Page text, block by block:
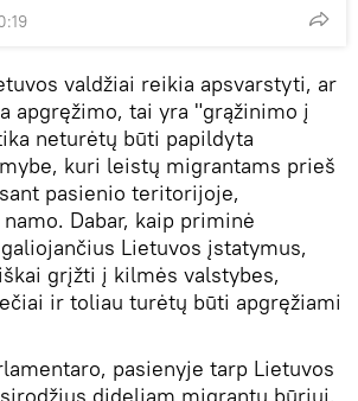
valdžiai reikia apsvarstyti, ar
apgręžimo, tai yra "grąžinimo į
neturėtų būti papildyta
kuri leistų migrantams prieš
pasienio teritorijoje,
Dabar, kaip priminė
Lietuvos įstatymus,
grįžti į kilmės valstybes,
ir toliau turėtų būti apgręžiami
pasienyje tarp Lietuvos